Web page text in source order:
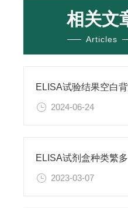
相关文
Articles
2024-06-24
ELISA试剂盒种类繁多
2023-03-07